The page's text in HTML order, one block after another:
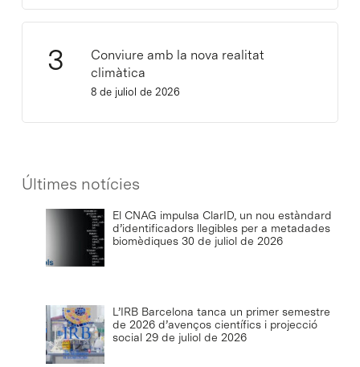
Conviure amb la nova realitat
climàtica
8 de juliol de 2026
Últimes notícies
El CNAG impulsa ClarID, un nou estàndard
d’identificadors llegibles per a metadades
biomèdiques 30 de juliol de 2026
L’IRB Barcelona tanca un primer semestre
de 2026 d’avenços científics i projecció
social 29 de juliol de 2026